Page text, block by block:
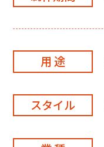
用 途
スタイル